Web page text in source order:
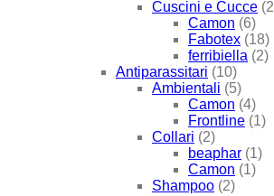
Cuscini e Cucce
Camon (6)
Fabotex (18)
ferribiella (2)
Antiparassitari (10)
Ambientali (5)
Camon (4)
Frontline (1)
Collari (2)
beaphar (1)
Camon (1)
Shampoo (2)